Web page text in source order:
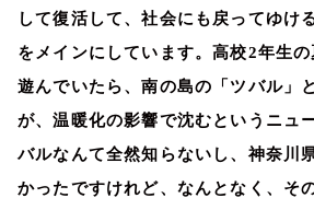
して復活して、社会にも戻ってゆけ
をメインにしています。高校2年生
遊んでいたら、南の島の「ツバル」
が、温暖化の影響で沈むというニュ
バルなんて全然知らないし、神奈川
かったですけれど、なんとなく、そ